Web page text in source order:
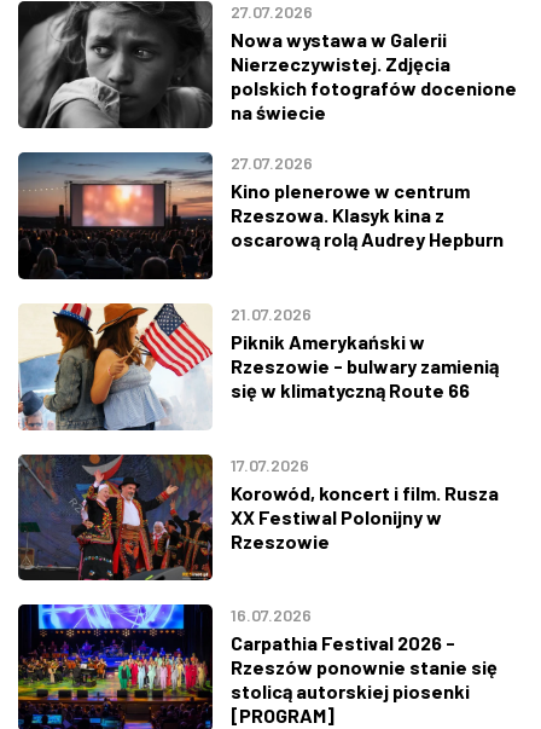
27.07.2026
Nowa wystawa w Galerii
Nierzeczywistej. Zdjęcia
polskich fotografów docenione
na świecie
27.07.2026
Kino plenerowe w centrum
Rzeszowa. Klasyk kina z
oscarową rolą Audrey Hepburn
21.07.2026
Piknik Amerykański w
Rzeszowie - bulwary zamienią
się w klimatyczną Route 66
17.07.2026
Korowód, koncert i film. Rusza
XX Festiwal Polonijny w
Rzeszowie
16.07.2026
Carpathia Festival 2026 -
Rzeszów ponownie stanie się
stolicą autorskiej piosenki
[PROGRAM]